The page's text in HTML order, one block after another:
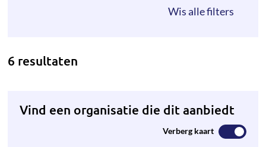
6 resultaten
Vind een organisatie die dit aanbiedt
Verberg kaart